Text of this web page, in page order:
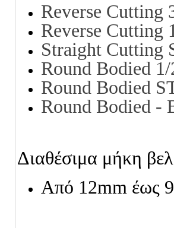
Reverse Cutting
Reverse Cutting
Straight Cutting
Round Bodied
Round Bodied
Round Bodied -
Διαθέσιμα μήκη
Από 12mm έως